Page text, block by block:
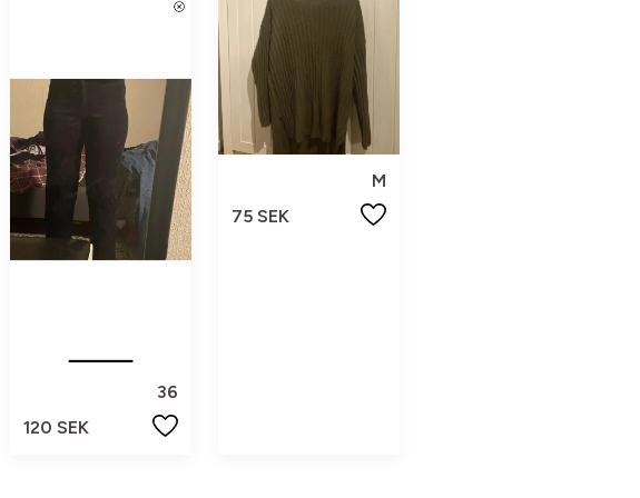
36
120 SEK
M
75 SEK